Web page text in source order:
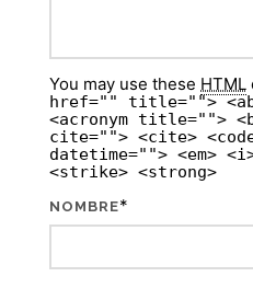
You may use these HTML
href="" title="">
<acronym title="">
cite=""> <cite>
datetime=""> <em>
<strike> <strong>
NOMBRE*